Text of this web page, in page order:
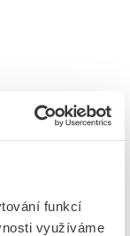
funkcí
využíváme
1400W suché/mokré